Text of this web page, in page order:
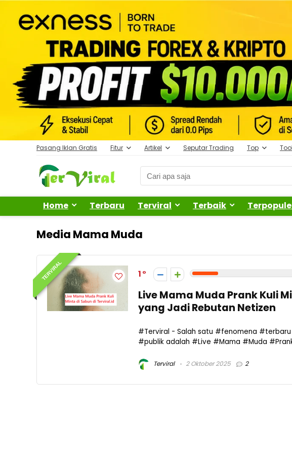
Pasang Iklan Gratis Fitur Artikel Seputar Trading Top
Home Terbaru Terviral Terbaik
Media Mama Muda
TERVIRAL 1
Live Mama Muda Prank Kuli
yang Jadi Rebutan Netizen
#Terviral - Salah satu #fenomena
#publik adalah #Live #Mama #Muda
Terviral 2 Oktober 2025 2